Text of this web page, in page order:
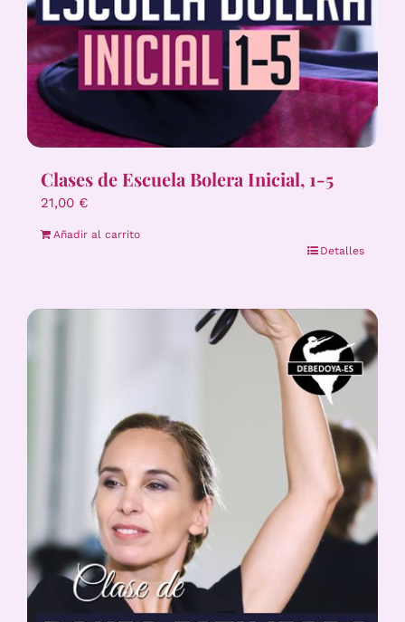
Clases de Escuela Bolera Inicial, 1-5
21,00 €
Añadir al carrito
Detalles